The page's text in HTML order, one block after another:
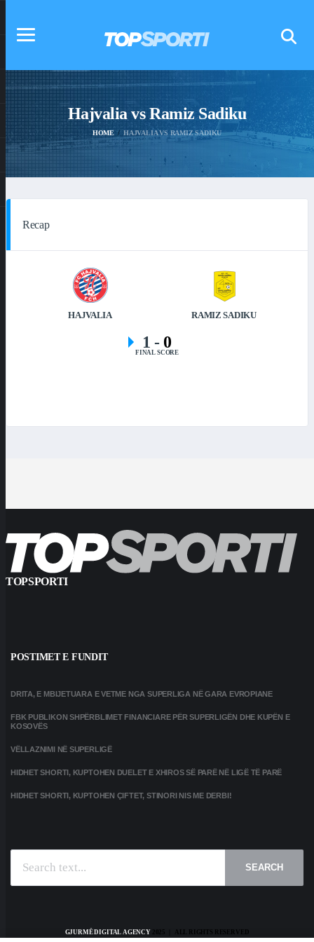
Hajvalia vs Ramiz Sadiku
HOME HAJVALIA VS RAMIZ SADIKU
Recap
HAJVALIA RAMIZ SADIKU
1- 0
FINAL SCORE
TOPSPORTI
POSTIMET E FUNDIT
DRITA, E MBIJETUARA E VETME NGA SUPERLIGA NË GARA EVROPIANE
FBK PUBLIKON SHPËRBLIMET FINANCIARE PËR SUPERLIGËN DHE KUPËN E
KOSOVËS
VËLLAZNIMI NË SUPERLIGË
HIDHET SHORTI, KUPTOHEN DUELET E XHIROS SË PARË NË LIGË TË PARË
HIDHET SHORTI, KUPTOHEN ÇIFTET, STINORI NIS ME DERBI!
SEARCH
GJURMË DIGITAL AGENCY2025 | ALL RIGHTS RESERVED